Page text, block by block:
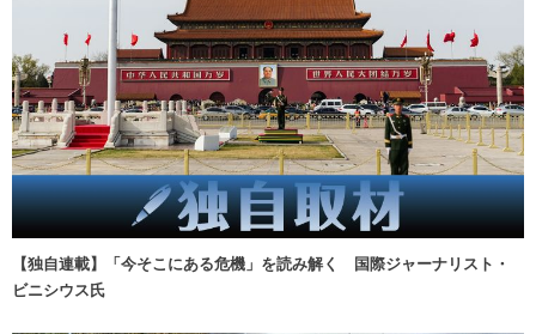
【独自連載】「今そこにある危機」を読み解く 国際ジャーナリスト・
ビニシウス氏